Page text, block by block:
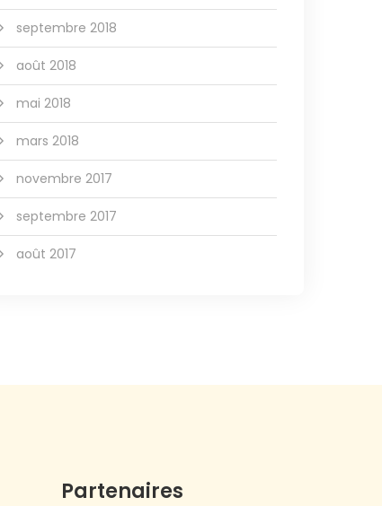
septembre 2018
août 2018
mai 2018
mars 2018
novembre 2017
septembre 2017
août 2017
Partenaires